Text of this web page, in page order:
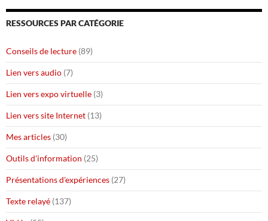
RESSOURCES PAR CATÉGORIE
Conseils de lecture (89)
Lien vers audio (7)
Lien vers expo virtuelle (3)
Lien vers site Internet (13)
Mes articles (30)
Outils d'information (25)
Présentations d'expériences (27)
Texte relayé (137)